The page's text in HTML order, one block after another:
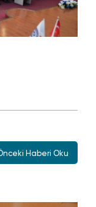
Haberi Oku